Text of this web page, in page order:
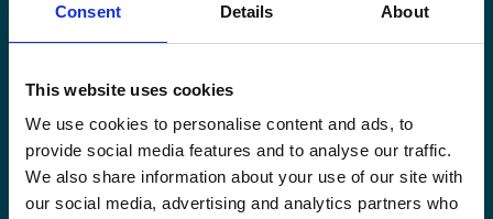
Consent Details About
This website uses cookies
We use cookies to personalise content and ads, to
provide social media features and to analyse our traffic.
We also share information about your use of our site with
our social media, advertising and analytics partners who
Blijf op de hoogte
Blijf op de hoogte van onze activiteiten en
internationale ontwikkelingstrends belicht vanuit
Belgisch perspectief.